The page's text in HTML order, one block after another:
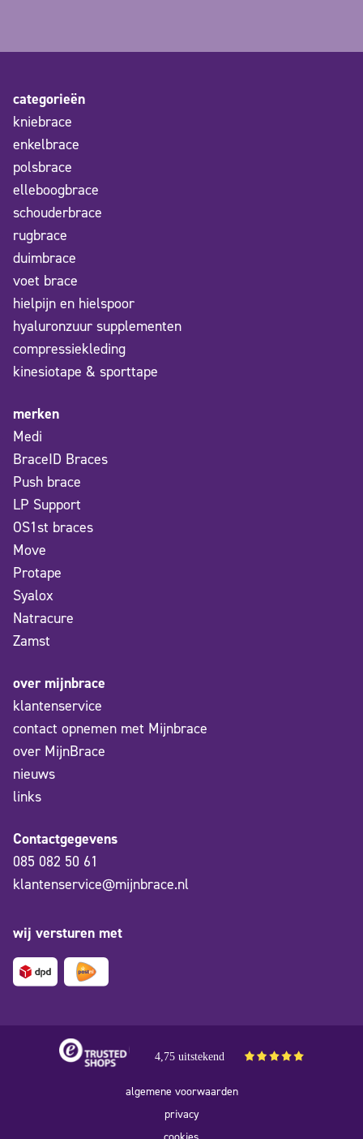
categorieën
kniebrace
enkelbrace
polsbrace
elleboogbrace
schouderbrace
rugbrace
duimbrace
voet brace
hielpijn en hielspoor
hyaluronzuur supplementen
compressiekleding
kinesiotape & sporttape
merken
Medi
BraceID Braces
Push brace
LP Support
OS1st braces
Move
Protape
Syalox
Natracure
Zamst
over mijnbrace
klantenservice
contact opnemen met Mijnbrace
over MijnBrace
nieuws
links
Contactgegevens
085 082 50 61
klantenservice@mijnbrace.nl
wij versturen met
4,75 uitstekend
algemene voorwaarden
privacy